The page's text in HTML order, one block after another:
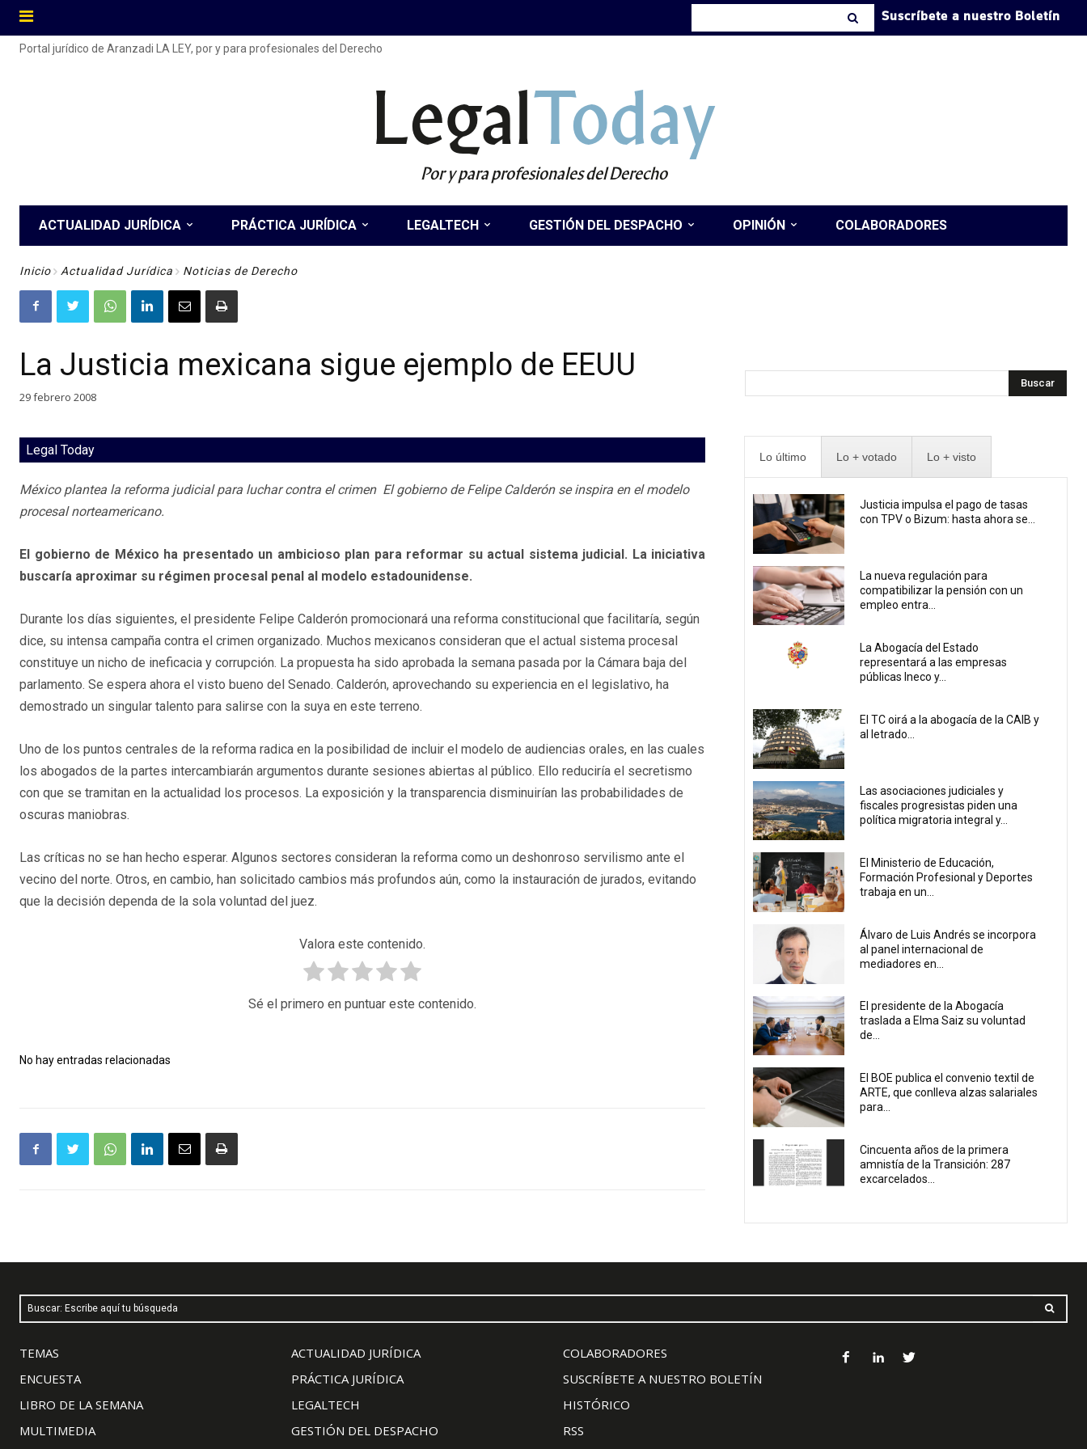
Suscríbete a nuestro Boletín
Portal jurídico de Aranzadi LA LEY, por y para profesionales del Derecho
LegalToday
Por y para profesionales del Derecho
ACTUALIDAD JURÍDICA PRÁCTICA JURÍDICA LEGALTECH GESTIÓN DEL DESPACHO OPINIÓN COLABORADORES
Inicio Actualidad Jurídica Noticias de Derecho
La Justicia mexicana sigue ejemplo de EEUU
29 febrero 2008
Legal Today
México plantea la reforma judicial para luchar contra el crimen El gobierno de Felipe Calderón se inspira en el modelo
procesal norteamericano.
El gobierno de México ha presentado un ambicioso plan para reformar su actual sistema judicial. La iniciativa
buscaría aproximar su régimen procesal penal al modelo estadounidense.
Durante los días siguientes, el presidente Felipe Calderón promocionará una reforma constitucional que facilitaría, según
dice, su intensa campaña contra el crimen organizado. Muchos mexicanos consideran que el actual sistema procesal
constituye un nicho de ineficacia y corrupción. La propuesta ha sido aprobada la semana pasada por la Cámara baja del
parlamento. Se espera ahora el visto bueno del Senado. Calderón, aprovechando su experiencia en el legislativo, ha
demostrado un singular talento para salirse con la suya en este terreno.
Uno de los puntos centrales de la reforma radica en la posibilidad de incluir el modelo de audiencias orales, en las cuales
los abogados de la partes intercambiarán argumentos durante sesiones abiertas al público. Ello reduciría el secretismo
con que se tramitan en la actualidad los procesos. La exposición y la transparencia disminuirían las probabilidades de
oscuras maniobras.
Las críticas no se han hecho esperar. Algunos sectores consideran la reforma como un deshonroso servilismo ante el
vecino del norte. Otros, en cambio, han solicitado cambios más profundos aún, como la instauración de jurados, evitando
que la decisión dependa de la sola voluntad del juez.
Valora este contenido.
Sé el primero en puntuar este contenido.
No hay entradas relacionadas
Buscar
Lo último Lo + votado Lo + visto
Justicia impulsa el pago de tasas
con TPV o Bizum: hasta ahora se...
La nueva regulación para
compatibilizar la pensión con un
empleo entra...
La Abogacía del Estado
representará a las empresas
públicas Ineco y...
El TC oirá a la abogacía de la CAIB y
al letrado...
Las asociaciones judiciales y
fiscales progresistas piden una
política migratoria integral y...
El Ministerio de Educación,
Formación Profesional y Deportes
trabaja en un...
Álvaro de Luis Andrés se incorpora
al panel internacional de
mediadores en...
El presidente de la Abogacía
traslada a Elma Saiz su voluntad
de...
El BOE publica el convenio textil de
ARTE, que conlleva alzas salariales
para...
Cincuenta años de la primera
amnistía de la Transición: 287
excarcelados...
Buscar: Escribe aquí tu búsqueda
TEMAS
ENCUESTA
LIBRO DE LA SEMANA
MULTIMEDIA
ACTUALIDAD JURÍDICA
PRÁCTICA JURÍDICA
LEGALTECH
GESTIÓN DEL DESPACHO
COLABORADORES
SUSCRÍBETE A NUESTRO BOLETÍN
HISTÓRICO
RSS